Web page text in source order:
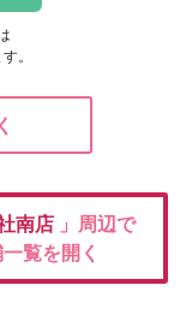
。
南店 」周辺で
覧を開く